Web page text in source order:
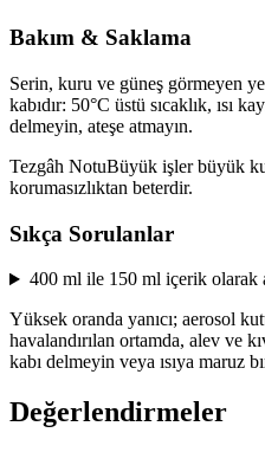
Bakım & Saklama
Serin, kuru ve güneş görmeyen
kabıdır: 50°C üstü sıcaklık, ısı
delmeyin, ateşe atmayın.
Tezgâh NotuBüyük işler büyük
korumasızlıktan beterdir.
Sıkça Sorulanlar
400 ml ile 150 ml içerik olarak
Yüksek oranda yanıcı; aerosol
havalandırılan ortamda, alev ve
kabı delmeyin veya ısıya maruz
Değerlendirmeler